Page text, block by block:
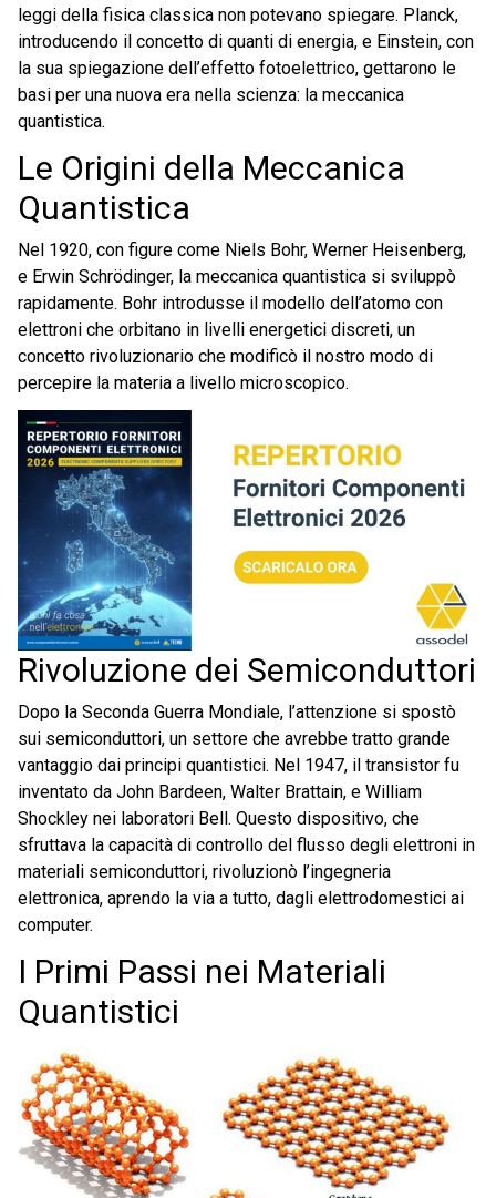
leggi della fisica classica non potevano spiegare. Planck,
introducendo il concetto di quanti di energia, e Einstein, con
la sua spiegazione dell’effetto fotoelettrico, gettarono le
basi per una nuova era nella scienza: la meccanica
quantistica.
Le Origini della Meccanica
Quantistica
Nel 1920, con figure come Niels Bohr, Werner Heisenberg,
e Erwin Schrödinger, la meccanica quantistica si sviluppò
rapidamente. Bohr introdusse il modello dell’atomo con
elettroni che orbitano in livelli energetici discreti, un
concetto rivoluzionario che modificò il nostro modo di
percepire la materia a livello microscopico.
Rivoluzione dei Semiconduttori
Dopo la Seconda Guerra Mondiale, l’attenzione si spostò
sui semiconduttori, un settore che avrebbe tratto grande
vantaggio dai principi quantistici. Nel 1947, il transistor fu
inventato da John Bardeen, Walter Brattain, e William
Shockley nei laboratori Bell. Questo dispositivo, che
sfruttava la capacità di controllo del flusso degli elettroni in
materiali semiconduttori, rivoluzionò l’ingegneria
elettronica, aprendo la via a tutto, dagli elettrodomestici ai
computer.
I Primi Passi nei Materiali
Quantistici